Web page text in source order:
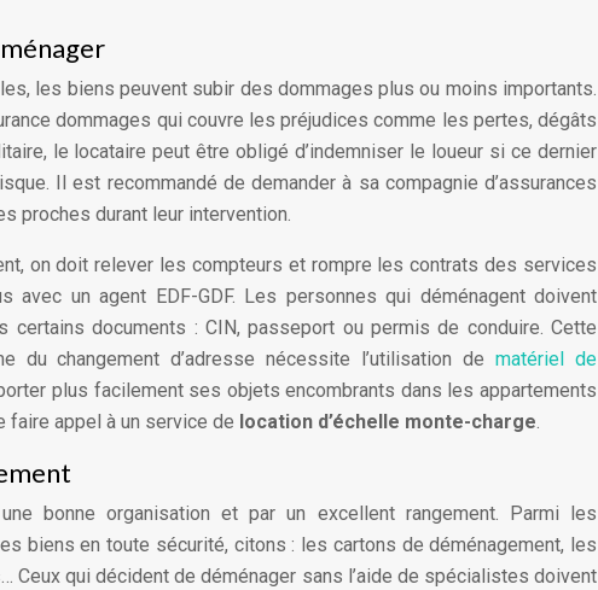
les biens peuvent subir des dommages plus ou moins importants.
dommages qui couvre les préjudices comme les pertes, dégâts
le locataire peut être obligé d’indemniser le loueur si ce dernier
Il est recommandé de demander à sa compagnie d’assurances
proches durant leur intervention.
on doit relever les compteurs et rompre les contrats des services
un agent EDF-GDF. Les personnes qui déménagent doivent
certains documents : CIN, passeport ou permis de conduire. Cette
du changement d’adresse nécessite l’utilisation dematériel de
plus facilement ses objets encombrants dans les appartements
faire appel à un service de location d’échelle monte-charge.
bonne organisation et par un excellent rangement. Parmi les
biens en toute sécurité, citons : les cartons de déménagement, les
qui décident de déménager sans l’aide de spécialistes doivent